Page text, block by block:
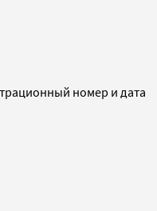
номер и дата